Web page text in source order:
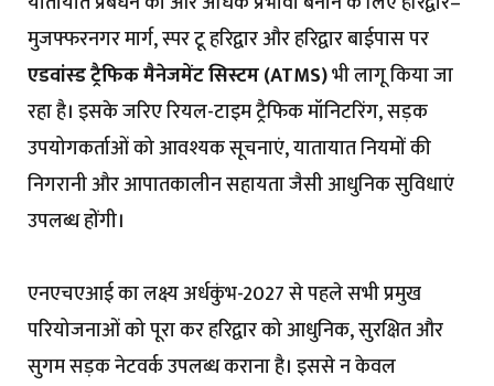
मुजफ्फरनगर मार्ग, स्पर टू हरिद्वार और हरिद्वार बाईपास पर
एडवांस्ड ट्रैफिक मैनेजमेंट सिस्टम (ATMS)भी लागू किया जा
रहा है। इसके जरिए रियल-टाइम ट्रैफिक मॉनिटरिंग, सड़क
उपयोगकर्ताओं को आवश्यक सूचनाएं, यातायात नियमों की
निगरानी और आपातकालीन सहायता जैसी आधुनिक सुविधाएं
उपलब्ध होंगी।
एनएचएआई का लक्ष्य अर्धकुंभ-2027 से पहले सभी प्रमुख
परियोजनाओं को पूरा कर हरिद्वार को आधुनिक, सुरक्षित और
सुगम सड़क नेटवर्क उपलब्ध कराना है। इससे न केवल